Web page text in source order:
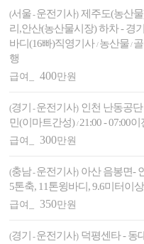
(서울-운전기사) 제주도(농산
리,안산(농산물시장) 하차 - 경
바디(16빠)직영기사/ 농산물 /
행
급여_400만원
(경기 -운전기사) 인천 난동공
민(이마트간성)/ 21:00 - 07:00
급여_ 300만원
(충남-운전기사) 아산 음봉면-
5톤축, 11톤윙바디, 9.6미터이
급여_ 350만원
(경기 -운전기사) 덕평센타 - 동